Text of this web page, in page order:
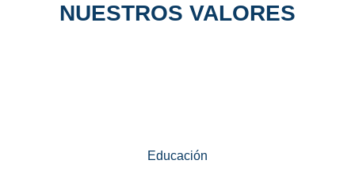
NUESTROS VALORES
Educación